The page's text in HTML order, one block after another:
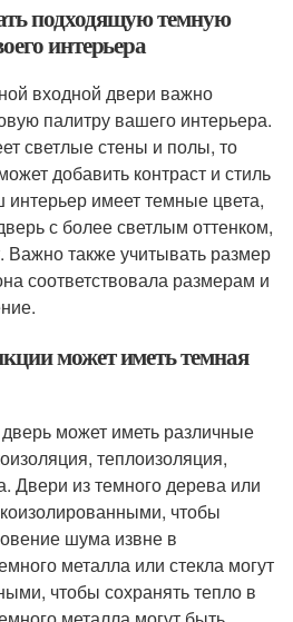
подходящую темную
интерьера
входной двери важно
палитру вашего интерьера.
светлые стены и полы, то
добавить контраст и стиль
имеет темные цвета,
с более светлым оттенком,
Важно также учитывать размер
соответствовала размерам и
может иметь темная
может иметь различные
теплоизоляция,
Двери из темного дерева или
чтобы
шума извне в
металла или стекла могут
чтобы сохранять тепло в